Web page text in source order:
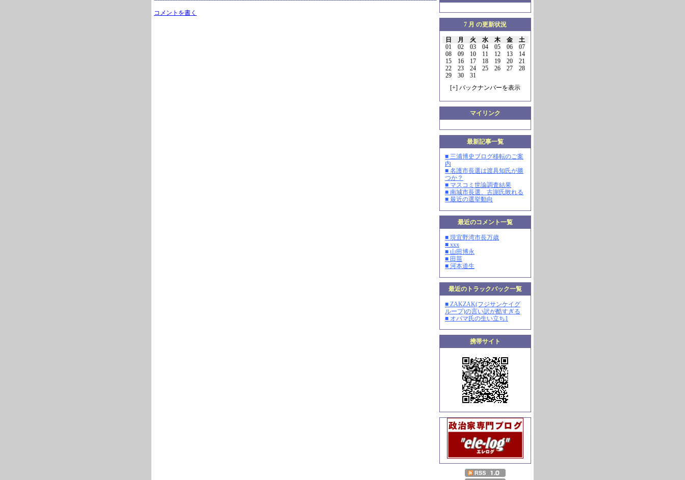
7 月 の更新状況
日 月 火 水 木 金
土
01
02 03 04 05 06
07
08
09 10 11 12 13
14
15
16 17 18 19 20
21
22
23 24 25 26 27
28
29
30
31
[+] バックナンバーを表示
マイリンク
最新記事一覧
■ 三浦博史ブログ移転のご案
内
■ 名護市長選は渡具知氏が勝
つか？
■ マスコミ世論調査結果
■ 南城市長選、古謝氏敗れる
■ 最近の選挙動向
最近のコメント一覧
■ 現宜野湾市長万歳
■ xxx
■ 山田博永
■ 田苗
■ 河本道生
最近のトラックバック一覧
■ ZAKZAK(フジサンケイグ
ループ)の言い訳が酷すぎる
■ オバマ氏の生い立ち1
携帯サイト
コメントを書く